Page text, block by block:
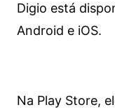
Digio está
Android e iOS.
Na Play Store,